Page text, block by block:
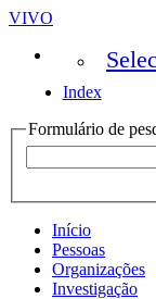
VIVO
Index
Formulário de
Início
Pessoas
Organizações
Investigação